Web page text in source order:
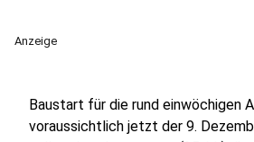
Anzeige
Baustart für die rund einwöchigen
voraussichtlich jetzt der 9.